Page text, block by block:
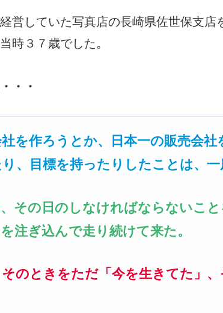
営していた写真店の長崎県佐世保支店
時３７歳でした。
・・
を作ろうとか、日本一の販売会
、目標を持ったりしたことは、一
その日のしなければならないこ
注ぎ込んで走り続けて来た。
のときをただ「今を生きてた」